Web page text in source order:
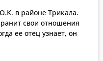
в районе Трикала.
свои отношения
ее отец узнает, он